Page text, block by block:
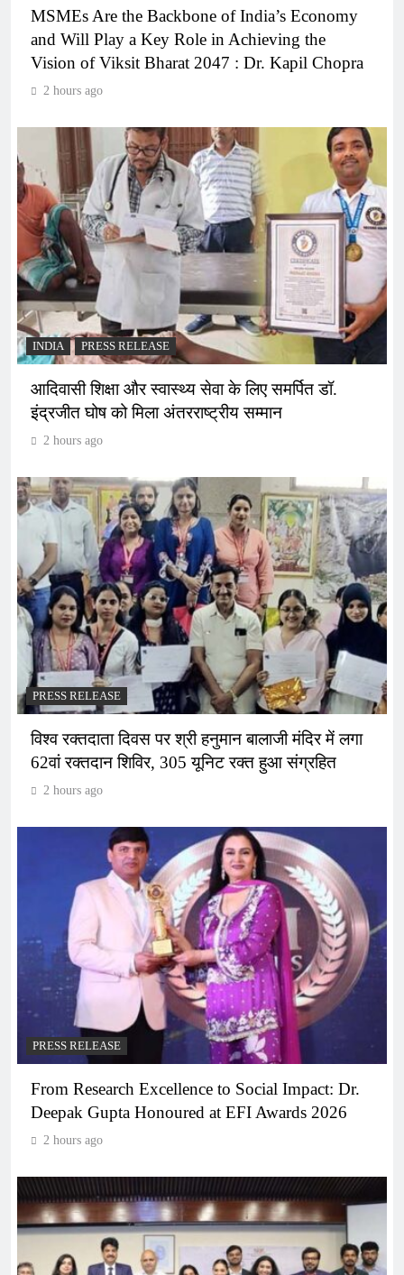
MSMEs Are the Backbone of India’s Economy
and Will Play a Key Role in Achieving the
Vision of Viksit Bharat 2047 : Dr. Kapil Chopra
2 hours ago
INDIA PRESS RELEASE
आदिवासी शिक्षा और स्वास्थ्य सेवा के लिए समर्पित डॉ.
इंद्रजीत घोष को मिला अंतरराष्ट्रीय सम्मान
2 hours ago
PRESS RELEASE
विश्व रक्तदाता दिवस पर श्री हनुमान बालाजी मंदिर में लगा
62वां रक्तदान शिविर, 305 यूनिट रक्त हुआ संग्रहित
2 hours ago
PRESS RELEASE
From Research Excellence to Social Impact: Dr.
Deepak Gupta Honoured at EFI Awards 2026
2 hours ago